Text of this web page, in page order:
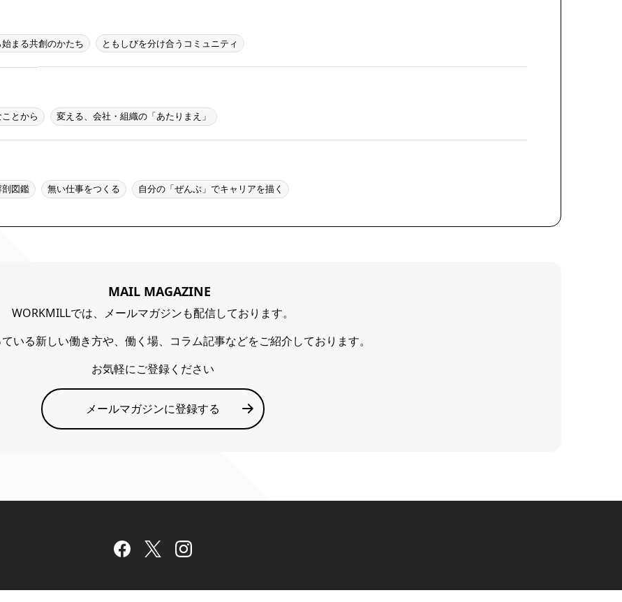
始まる共創のかたち ともしびを分け合うコミュニティ
とから 変える、会社・組織の「あたりまえ」
図鑑 無い仕事をつくる 自分の「ぜんぶ」でキャリアを描く
MAIL MAGAZINE
WORKMILLでは、メールマガジンも配信しております。
いる新しい働き方や、働く場、コラム記事などをご紹介しております。
お気軽にご登録ください
メールマガジンに登録する
Facebook
TwitterInstagram